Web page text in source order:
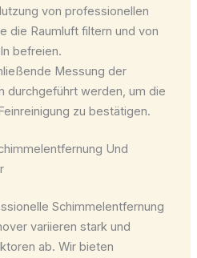
von professionellen
die Raumluft filtern und von
befreien.
Messung der
durchgeführt werden, um die
zu bestätigen.
Und
Schimmelentfernung
variieren stark und
ab. Wir bieten